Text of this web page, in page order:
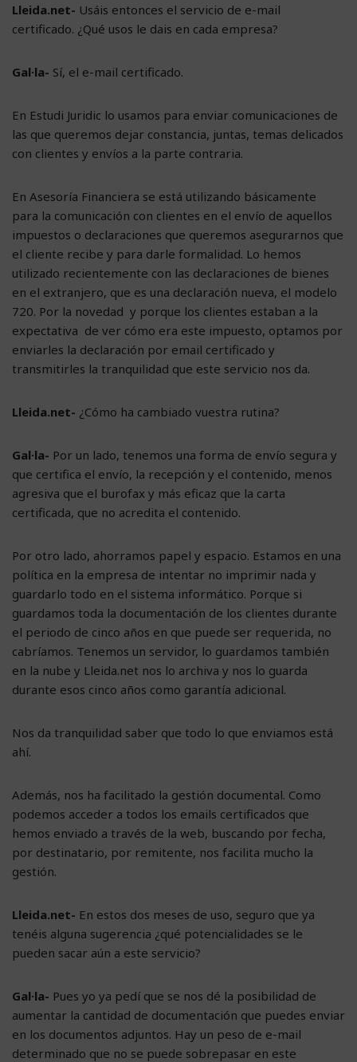
Lleida.net- Usáis entonces el servicio de e-mail
certificado. ¿Qué usos le dais en cada empresa?
Gal·la- Sí, el e-mail certificado.
En Estudi Juridic lo usamos para enviar comunicaciones de
las que queremos dejar constancia, juntas, temas delicados
con clientes y envíos a la parte contraria.
En Asesoría Financiera se está utilizando básicamente
para la comunicación con clientes en el envío de aquellos
impuestos o declaraciones que queremos asegurarnos que
el cliente recibe y para darle formalidad. Lo hemos
utilizado recientemente con las declaraciones de bienes
en el extranjero, que es una declaración nueva, el modelo
720. Por la novedad y porque los clientes estaban a la
expectativa de ver cómo era este impuesto, optamos por
enviarles la declaración por email certificado y
transmitirles la tranquilidad que este servicio nos da.
Lleida.net- ¿Cómo ha cambiado vuestra rutina?
Gal·la- Por un lado, tenemos una forma de envío segura y
que certifica el envío, la recepción y el contenido, menos
agresiva que el burofax y más eficaz que la carta
certificada, que no acredita el contenido.
Por otro lado, ahorramos papel y espacio. Estamos en una
política en la empresa de intentar no imprimir nada y
guardarlo todo en el sistema informático. Porque si
guardamos toda la documentación de los clientes durante
el periodo de cinco años en que puede ser requerida, no
cabríamos. Tenemos un servidor, lo guardamos también
en la nube y Lleida.net nos lo archiva y nos lo guarda
durante esos cinco años como garantía adicional.
Nos da tranquilidad saber que todo lo que enviamos está
ahí.
Además, nos ha facilitado la gestión documental. Como
podemos acceder a todos los emails certificados que
hemos enviado a través de la web, buscando por fecha,
por destinatario, por remitente, nos facilita mucho la
gestión.
Lleida.net- En estos dos meses de uso, seguro que ya
tenéis alguna sugerencia ¿qué potencialidades se le
pueden sacar aún a este servicio?
Gal·la- Pues yo ya pedí que se nos dé la posibilidad de
aumentar la cantidad de documentación que puedes enviar
en los documentos adjuntos. Hay un peso de e-mail
determinado que no se puede sobrepasar en este